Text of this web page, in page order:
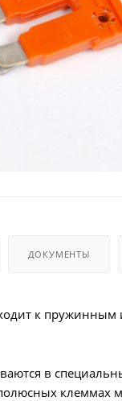
ДОКУМЕНТЫ
к
в
клеммах